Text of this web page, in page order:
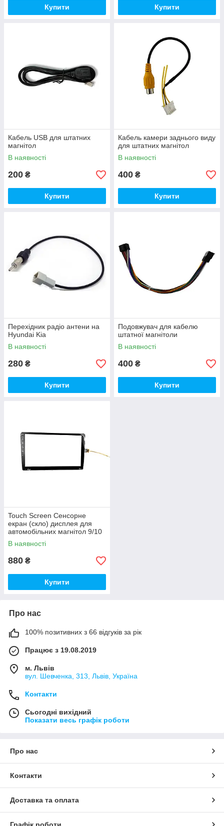
Купити Купити
Кабель USB для штатних
магнітол
В наявності
200 ₴
Купити
Кабель камери заднього виду
для штатних магнітол
В наявності
400 ₴
Купити
Перехідник радіо антени на
Hyundai Kia
В наявності
280 ₴
Купити
Подовжувач для кабелю
штатної магнітоли
В наявності
400 ₴
Купити
Touch Screen Сенсорне
екран (скло) дисплея для
автомобільних магнітол 9/10
дюймів
В наявності
880 ₴
Купити
Про нас
100% позитивних з 66 відгуків за рік
Працює з 19.08.2019
м. Львів
вул. Шевченка, 313, Львів, Україна
Контакти
Сьогодні вихідний
Показати весь графік роботи
Про нас
Контакти
Доставка та оплата